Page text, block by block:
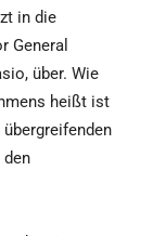
in die
General
über. Wie
heißt ist